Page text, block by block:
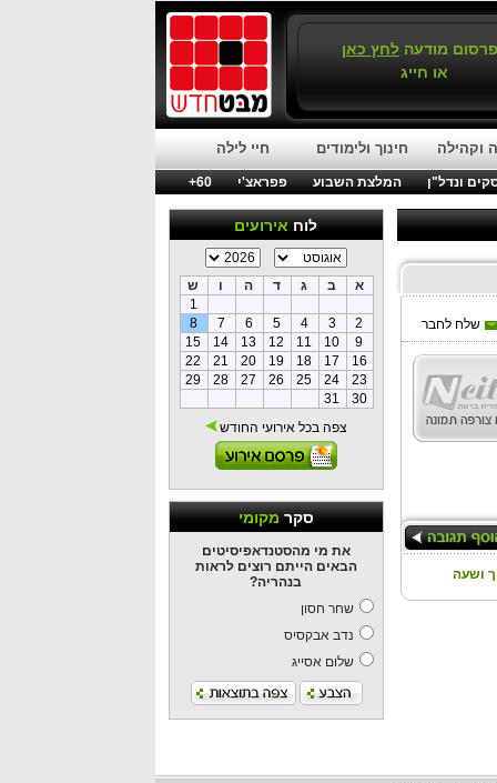
מודעה לחץ כאן
או חייג
וקהילה חינוך ולימודים חיי לילה
ונדל"ן המלצת השבוע פפראצ'י 60+
לוחאירועים
א ב ג ד ה ו
ש
1
2
3
4
5
6
7
8
9
10
11
12
13
14
15
16
17
18
19
20
21
22
23
24
25
26
27
28
29
30
31
צפה בכל אירועי החודש
סקרמקומי
את מי מהסטנדאפיסיטים
הבאים הייתם רוצים לראות
בנהריה?
שחר חסון
נדב אבקסיס
שלום אסייג
שלח לחבר
ושעה